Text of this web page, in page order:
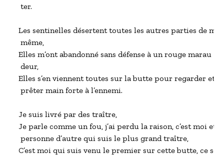
ter.
Les sentinelles désertent toutes les autres parties de
même,
Elles m’ont abandonné sans défense à un rouge marau –
deur,
Elles s’en viennent toutes sur la butte pour regarder et
prêter main forte à l’ennemi.
Je suis livré par des traître,
Je parle comme un fou, j’ai perdu la raison, c’est moi et
personne d’autre qui suis le plus grand traître,
C’est moi qui suis venu le premier sur cette butte, ce